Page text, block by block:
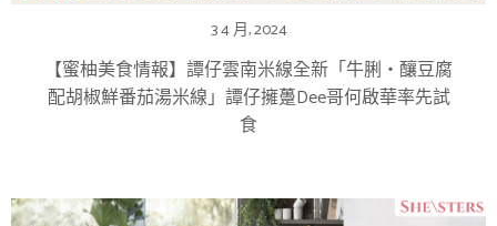
3 4 月, 2024
【蜜柚美食情報】譚仔雲南米線全新「牛脷‧釀豆腐
配胡椒鮮番茄湯米線」譚仔擁躉Dee哥何啟華率先試
食